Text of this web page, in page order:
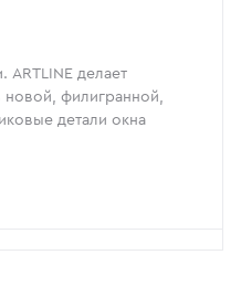
ARTLINE делает
филигранной,
детали окна